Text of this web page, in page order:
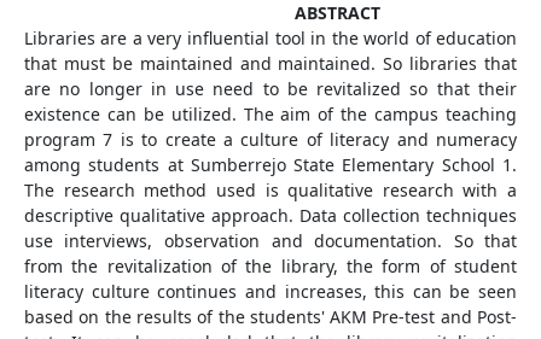
ABSTRACT
Libraries are a very influential tool in the world of education
that must be maintained and maintained. So libraries that
are no longer in use need to be revitalized so that their
existence can be utilized. The aim of the campus teaching
program 7 is to create a culture of literacy and numeracy
among students at Sumberrejo State Elementary School 1.
The research method used is qualitative research with a
descriptive qualitative approach. Data collection techniques
use interviews, observation and documentation. So that
from the revitalization of the library, the form of student
literacy culture continues and increases, this can be seen
based on the results of the students' AKM Pre-test and Post-